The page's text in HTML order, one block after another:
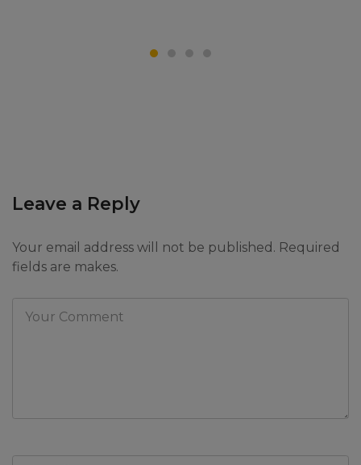
Leave a Reply
Your email address will not be published. Required
fields are makes.